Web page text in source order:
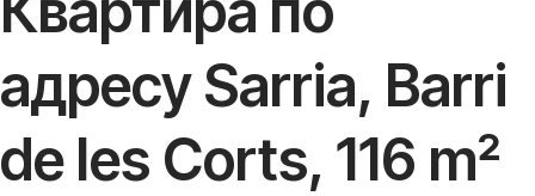
адресу Sarria, Barri
de les Corts, 116 m²